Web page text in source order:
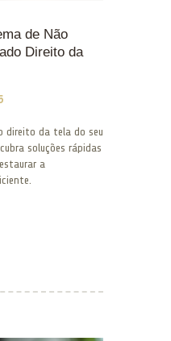
de Não
Direito da
direito da tela do seu
soluções rápidas
a